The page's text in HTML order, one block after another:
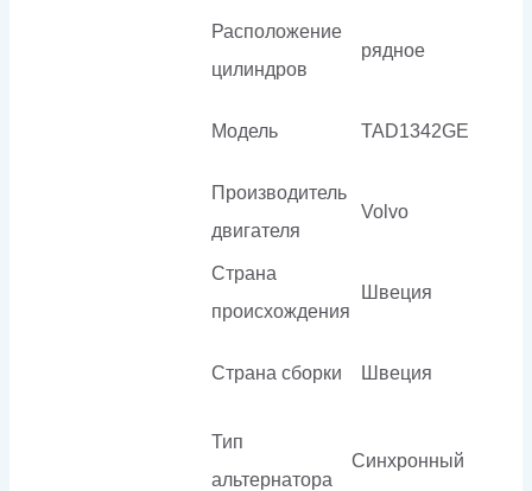
Расположение
цилиндров
рядное
Модель TAD1342GE
Производитель
двигателя
Volvo
Страна
происхождения
Швеция
Страна сборки Швеция
Тип
альтернатора
Синхронный